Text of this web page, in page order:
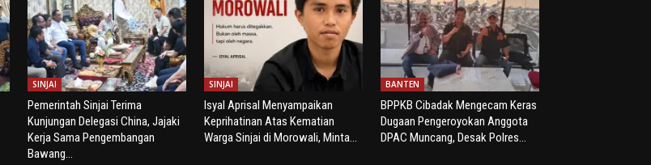
SINJAI
Pemerintah Sinjai Terima
Kunjungan Delegasi China, Jajaki
Kerja Sama Pengembangan
Bawang...
SINJAI
Isyal Aprisal Menyampaikan
Keprihatinan Atas Kematian
Warga Sinjai di Morowali, Minta...
BANTEN
BPPKB Cibadak Mengecam Keras
Dugaan Pengeroyokan Anggota
DPAC Muncang, Desak Polres...